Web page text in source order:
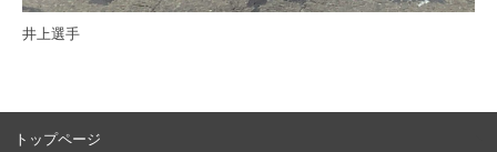
井上選手
トップページ